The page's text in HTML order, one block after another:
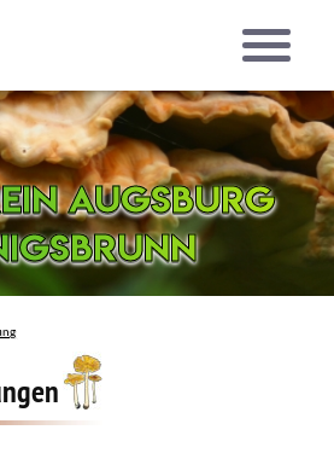
Augsburg
Augsburg